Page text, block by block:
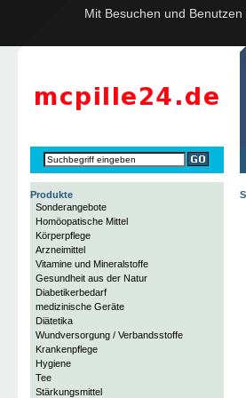
Produkte
Sonderangebote
Homöopatische Mittel
Körperpflege
Arzneimittel
Vitamine und Mineralstoffe
Gesundheit aus der Natur
Diabetikerbedarf
medizinische Geräte
Diätetika
Wundversorgung / Verbandsstoffe
Krankenpflege
Hygiene
Tee
Stärkungsmittel
Mit Besuchen und